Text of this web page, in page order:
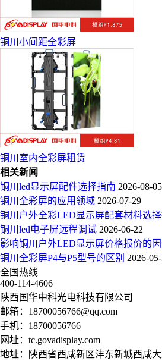
铜川小间距全彩屏
铜川室内全彩屏租赁
相关新闻
铜川led显示屏配件选择指南 2026-08-05
铜川全彩屏的应用领域 2026-07-29
铜川户外全彩LED显示屏配套材料选
铜川led电子屏远程调试 2026-06-22
影响铜川户外LED显示屏价格报价的因
铜川全彩屏P4与P5型号的区别 2026-
全国热线
400-114-4606
陕西国华中科光电科技有限公司
邮箱： 18700056766@qq.com
手机： 18700056766
网址： tc.govadisplay.com
地址：陕西省西咸新区沣东新城西咸